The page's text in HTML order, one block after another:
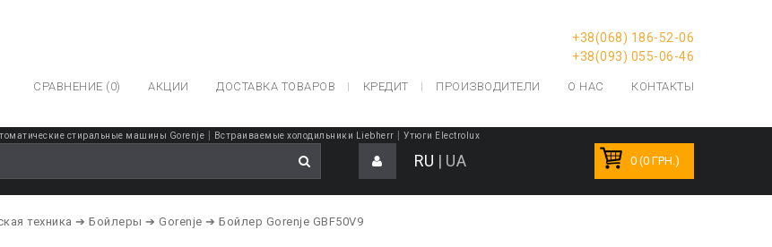
+38(068) 186-52-06
+38(093) 055-06-46
СРАВНЕНИЕ (0) АКЦИИ ДОСТАВКА ТОВАРОВ КРЕДИТ ПРОИЗВОДИТЕЛИ О НАС КОНТАКТЫ
стиральные машины Gorenje Встраиваемые холодильники Liebherr Утюги Electrolux
RU | UA 0 (0 ГРН.)
техника ➔ Бойлеры ➔ Gorenje ➔ Бойлер Gorenje GBF50V9